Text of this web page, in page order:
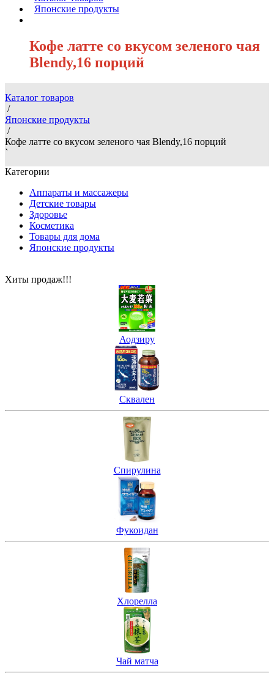
Японские продукты
Кофе латте со вкусом зеленого чая
Blendy,16 порций
Каталог товаров
/
Японские продукты
/
Кофе латте со вкусом зеленого чая Blendy,16 порций
`
Категории
Аппараты и массажеры
Детские товары
Здоровье
Косметика
Товары для дома
Японские продукты
Хиты продаж!!!
Аодзиру
Сквален
Спирулина
Фукоидан
Хлорелла
Чай матча